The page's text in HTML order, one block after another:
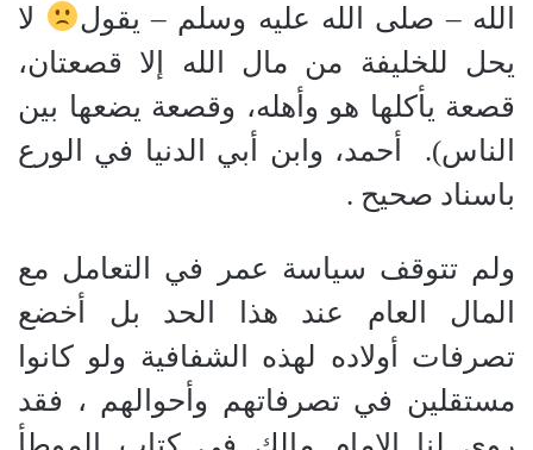
الله–صلى الله عليه وسلم –يقول
لا
يحل للخليفة من مال الله إلا قصعتان،
قصعة يأكلها هو وأهله، وقصعة يضعها بين
الناس)
.
أحمد، وابن أبي الدنيا في الورع
باسناد صحيح .
ولم تتوقف سياسة عمر في التعامل مع
المال العام عند هذا الحد بل أخضع
تصرفات أولاده لهذه الشفافية ولو كانوا
مستقلين في تصرفاتهم وأحوالهم ، فقد